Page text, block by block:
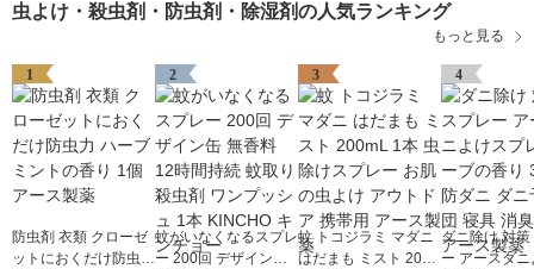
虫よけ・殺虫剤・防虫剤・除湿剤の人気ランキング
もっと見る
1
防虫剤 衣類 クローゼ
ットにおくだけ防虫力
2
蚊がいなくなるスプレ
ー 200回 デザイン缶
3
蚊 トコジラミ マダニ
はだまも ミスト 200
4
ダニ除け 対
ー アースダ